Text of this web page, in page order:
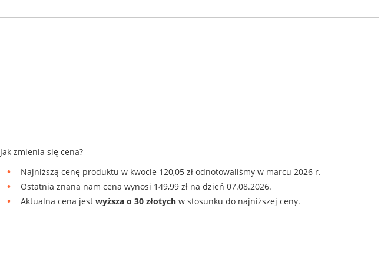
Jak zmienia się cena?
Najniższą cenę produktu w kwocie 120,05 zł odnotowaliśmy w marcu 2026 r.
Ostatnia znana nam cena wynosi 149,99 zł na dzień 07.08.2026.
Aktualna cena jestwyższa o 30 złotych w stosunku do najniższej ceny.